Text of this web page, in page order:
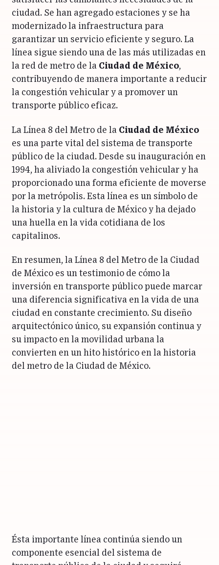
ciudad. Se han agregado estaciones y se ha
modernizado la infraestructura para
garantizar un servicio eficiente y seguro. La
línea sigue siendo una de las más utilizadas en
la red de metro de la Ciudad de México,
contribuyendo de manera importante a reducir
la congestión vehicular y a promover un
transporte público eficaz.
La Línea 8 del Metro de la Ciudad de México
es una parte vital del sistema de transporte
público de la ciudad. Desde su inauguración en
1994, ha aliviado la congestión vehicular y ha
proporcionado una forma eficiente de moverse
por la metrópolis. Esta línea es un símbolo de
la historia y la cultura de México y ha dejado
una huella en la vida cotidiana de los
capitalinos.
En resumen, la Línea 8 del Metro de la Ciudad
de México es un testimonio de cómo la
inversión en transporte público puede marcar
una diferencia significativa en la vida de una
ciudad en constante crecimiento. Su diseño
arquitectónico único, su expansión continua y
su impacto en la movilidad urbana la
convierten en un hito histórico en la historia
del metro de la Ciudad de México.
Ésta importante línea continúa siendo un
componente esencial del sistema de